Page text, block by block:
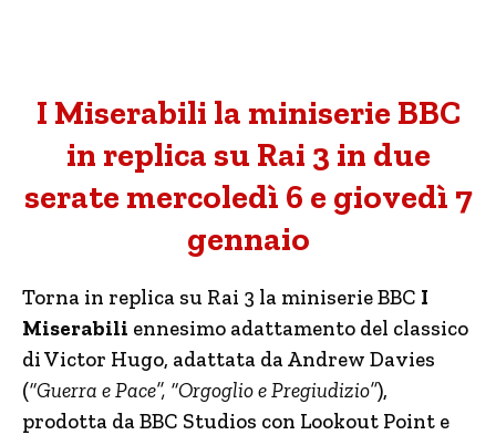
I Miserabili la miniserie BBC
in replica su Rai 3 in due
serate mercoledì 6 e giovedì 7
gennaio
Torna in replica su Rai 3 la miniserie BBC I
Miserabili ennesimo adattamento del classico
di Victor Hugo, adattata da Andrew Davies
(“Guerra e Pace”, “Orgoglio e Pregiudizio”),
prodotta da BBC Studios con Lookout Point e